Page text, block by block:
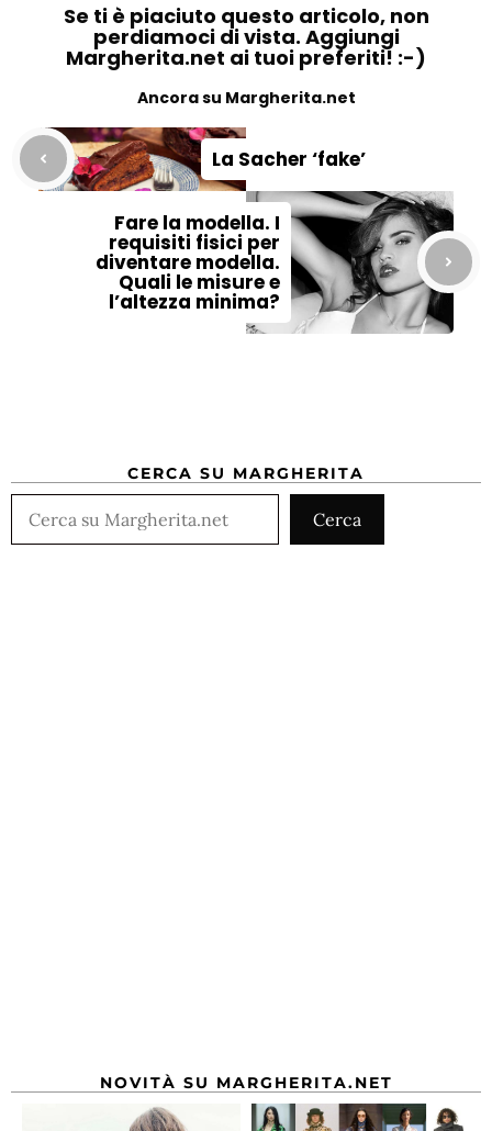
Se ti è piaciuto questo articolo, non
perdiamoci di vista. Aggiungi
Margherita.net ai tuoi preferiti! :-)
Ancora su Margherita.net
La Sacher ‘fake’
Fare la modella. I
requisiti fisici per
diventare modella.
Quali le misure e
l’altezza minima?
CERCA SU MARGHERITA
Cerca
NOVITÀ SU MARGHERITA.NET